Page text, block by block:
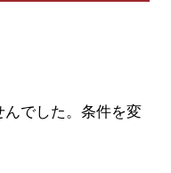
でした。条件を変